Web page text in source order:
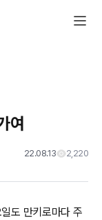
여
22.08.13 2,220
도 만키로마다 주